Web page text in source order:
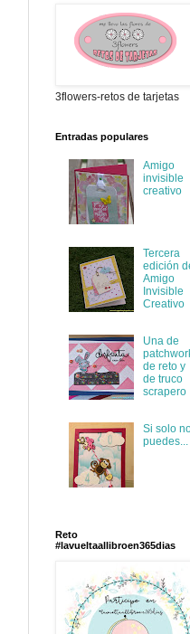
3flowers-retos de tarjetas
Entradas populares
Amigo
invisible
creativo
Tercera
edición
Amigo
Invisible
Creativo
Una de
de reto y
de truco
scrapero
Si solo
puedes...
Reto
#lavueltaallibroen365dias